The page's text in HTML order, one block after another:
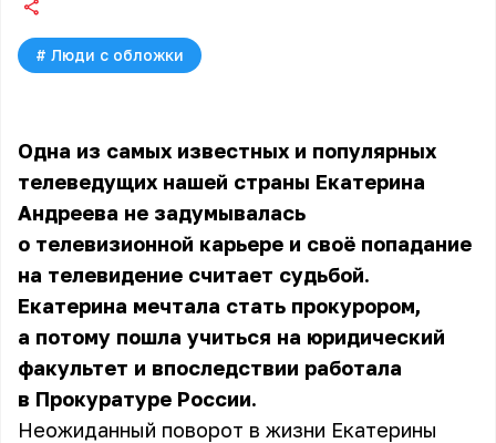
# Люди с обложки
Одна из самых известных и популярных
телеведущих нашей страны Екатерина
Андреева не задумывалась
о телевизионной карьере и своё попадание
на телевидение считает судьбой.
Екатерина мечтала стать прокурором,
а потому пошла учиться на юридический
факультет и впоследствии работала
в Прокуратуре России.
Неожиданный поворот в жизни Екатерины